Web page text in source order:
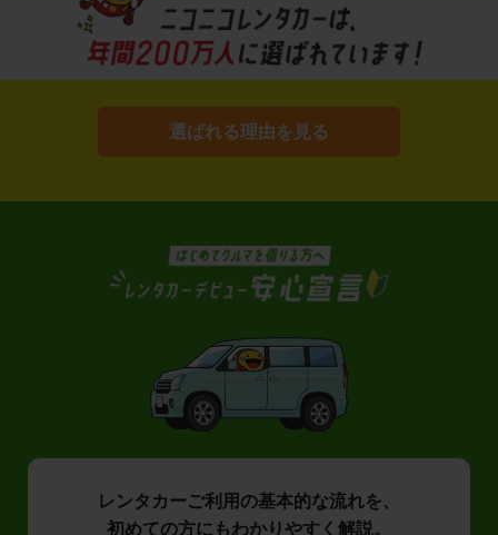
選ばれる理由を見る
レンタカーご利用の基本的な流れを、
初めての方にもわかりやすく解説。